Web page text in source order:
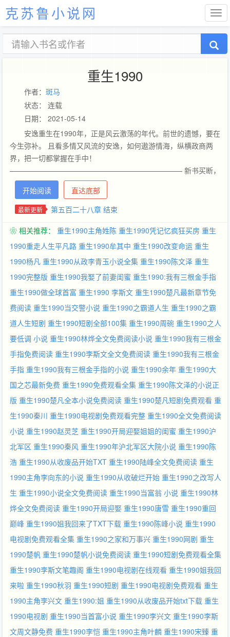
克苏鲁小说网
重生1990
作者： 斑马
状态： 连载
日期： 2021-05-14
安逸重生在1990年，正是风云激荡的年代。前世的遗憾，要在
今生弥补。 且看多情又风流的安逸，如何遨游情海，纵横政商两
界，把一切都掌握在手中！
———————————————————————— 新书买断，
完本保证，敬请支持，请抽出一点时间收藏一下！ 我一定会努力
的，谢谢。
开始阅读 直达底部
最新更新 第五百二十八章 结束
❀ 相关推荐： 重生1990主角姓陈 重生1990凭记忆疯狂买房 重生
1990重走人生平凡路 重生1990牟其中 重生1990改变命运 重生
1990杨凡 重生1990从政李青玉小说全集 重生1990陈文泽 重生
1990完整版 重生1990我娶了前妻闺蜜 重生1990:我有三根金手指
重生1990做全球首富 重生1990 李斯文 重生1990楚凡最新章节免
费阅读 重生1990当交警小说 重生1990之霸道人生 重生1990之霸
道人生短剧 重生1990短剧全部100集 重生1990周碗 重生1990之人
要低调 小说 重生1990林烨全文免费阅读小说 重生1990我有三根金
手指免费阅读 重生1990李斯文全文免费阅读 重生1990我有三根金
手指 重生1990我有三根金手指的小说 重生1990余年 重生1990大
国之芯最新免费 重生1990免费观看全集 重生1990陈文泽的小说正
版 重生1990楚凡全本小说免费阅读 重生1990楚凡短剧免费观看 重
生1990秦川 重生1990电视剧免费观看完整 重生1990全文免费阅读
小说 重生1990赵灵芝 重生1990开局迎娶姐姐的闺蜜 重生1990沪
北军区 重生1990秦风 重生1990年沪北军区大院小说 重生1990陈
浩 重生1990从收废品开始TXT 重生1990陆峰全文免费阅读 重生
1990主角李向东的小说 重生1990从收破烂开始 重生1990之改写人
生 重生1990小说全文免费阅读 重生1990当富翁 小说 重生1990林
烨全文免费阅读 重生1990开局迎娶 重生1990唐雪 重生1990重回
巅峰 重生1990姐我回来了TXT下载 重生1990陈峰小说 重生1990
电视剧免费观看全集 重生1990之家和万事兴 重生1990网剧 重生
1990楚帆 重生1990楚帆小说免费阅读 重生1990短剧免费观看全集
重生1990李斯文笔趣阁 重生1990电视剧在线观看 重生1990姐我回
来啦 重生1990秋羽 重生1990短剧 重生1990电视剧免费观看 重生
1990主角李兴文 重生1990:姐 重生1990从收废品开始txt下载 重生
1990电视剧 重生1990当首富小说 重生1990李兴文 重生1990李斯
文周文静免费 重生1990李恺 重生1990主角叶麟 重生1990宋臻 重